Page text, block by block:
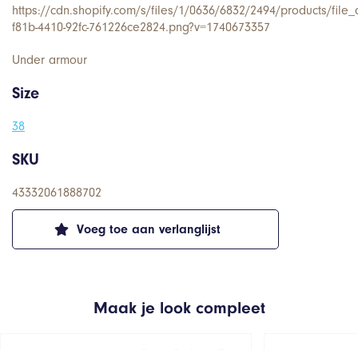
Voeg toe aan verlanglijst
https://cdn.shopify.com/s/files/1/0636/6832/2494/products/
f81b-4410-92fc-761226ce2824.png?v=1740673357
Under armour
Size
38
SKU
43332061888702
Maak je look compleet